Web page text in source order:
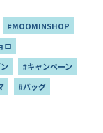
#MOOMINSHOP
ロ
#キャンペーン
#バッグ